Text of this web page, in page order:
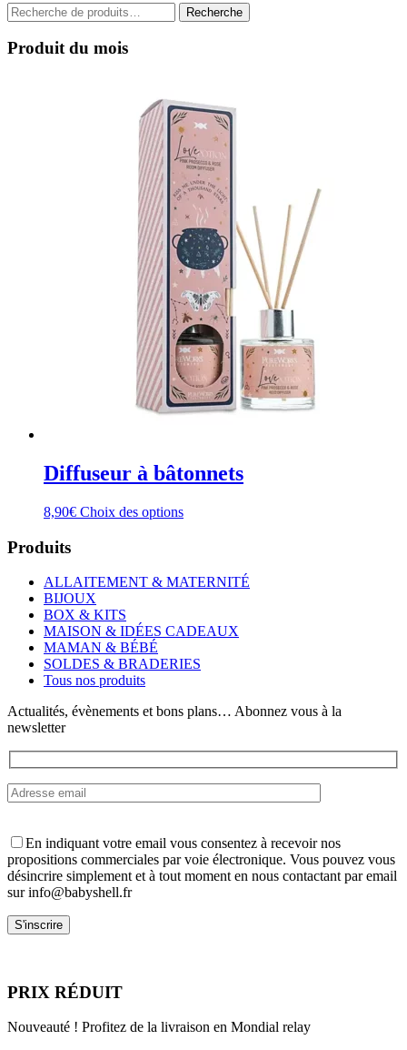
Recherche
pour :
Recherche
Produit du mois
Diffuseur à bâtonnets
8,90€ Choix des optionsCe
variations.
Les
peuvent
être
choisies
sur
page
du
Produits
ALLAITEMENT & MATERNITÉ
BIJOUX
BOX & KITS
MAISON & IDÉES CADEAUX
MAMAN & BÉBÉ
SOLDES & BRADERIES
Tous nos produits
Actualités, évènements et bons plans… Abonnez vous à la
newsletter
En indiquant votre email vous consentez à recevoir nos
propositions commerciales par voie électronique. Vous pouvez vous
désincrire simplement et à tout moment en nous contactant par email
sur info@babyshell.fr
PRIX RÉDUIT
Nouveauté ! Profitez de la livraison en Mondial relay